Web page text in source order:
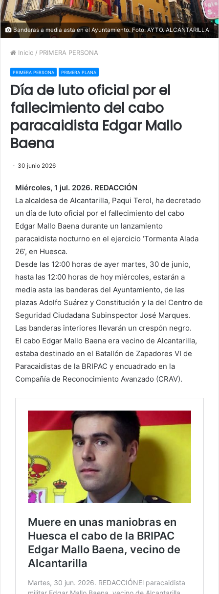
Banderas a media asta en el Ayuntamiento. Foto: AYTO. ALCANTARILLA
Inicio / PRIMERA PERSONA
PRIMERA PERSONA PRIMERA PLANA
Día de luto oficial por el
fallecimiento del cabo
paracaidista Edgar Mallo
Baena
30 junio 2026
Miércoles, 1 jul. 2026. REDACCIÓN
La alcaldesa de Alcantarilla, Paqui Terol, ha decretado
un día de luto oficial por el fallecimiento del cabo
Edgar Mallo Baena durante un lanzamiento
paracaidista nocturno en el ejercicio ‘Tormenta Alada
26’, en Huesca.
Desde las 12:00 horas de ayer martes, 30 de junio,
hasta las 12:00 horas de hoy miércoles, estarán a
media asta las banderas del Ayuntamiento, de las
plazas Adolfo Suárez y Constitución y la del Centro de
Seguridad Ciudadana Subinspector José Marques.
Las banderas interiores llevarán un crespón negro.
El cabo Edgar Mallo Baena era vecino de Alcantarilla,
estaba destinado en el Batallón de Zapadores VI de
Paracaidistas de la BRIPAC y encuadrado en la
Compañía de Reconocimiento Avanzado (CRAV).